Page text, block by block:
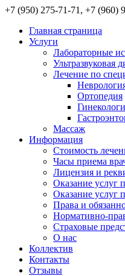
+7 (950) 275-71-71, +7 (960)
Главная страница
Услуги
Лабораторные
Ультразвуковая
Лечение по
Ортопедия
Массаж
Информация
Стоимость
Часы приема
Лицензия и
Оказание
Оказание
Права и
Нормативно-
Страховые
О нас
Коллектив
Контакты
Отзывы